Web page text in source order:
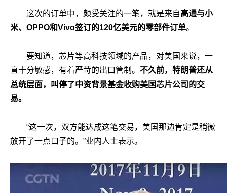
这次的订单中，颇受关注的一笔，就是来自高通与小
米、OPPO和Vivo签订的120亿美元的零部件订单。
要知道，芯片等高科技领域的产品，对美国来说，一
直十分敏感，有着严苛的出口管制。 不久前，特朗普还从
总统层面，叫停了中资背景基金收购美国芯片公司的交
易。
“这一次，双方能达成这笔交易，美国那边肯定是稍微
放开了一点口子的。”业内人士表示。